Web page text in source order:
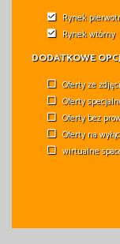
Rynek
Rynek wtórny
DODATKOWE
Oferty ze
Oferty
Oferty bez
Oferty na
wirtualne